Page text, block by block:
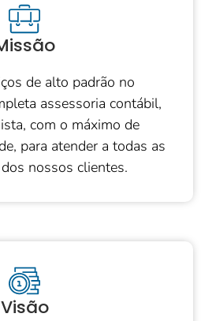
de alto padrão no
assessoria contábil,
com o máximo de
para atender a todas as
nossos clientes.
Visão